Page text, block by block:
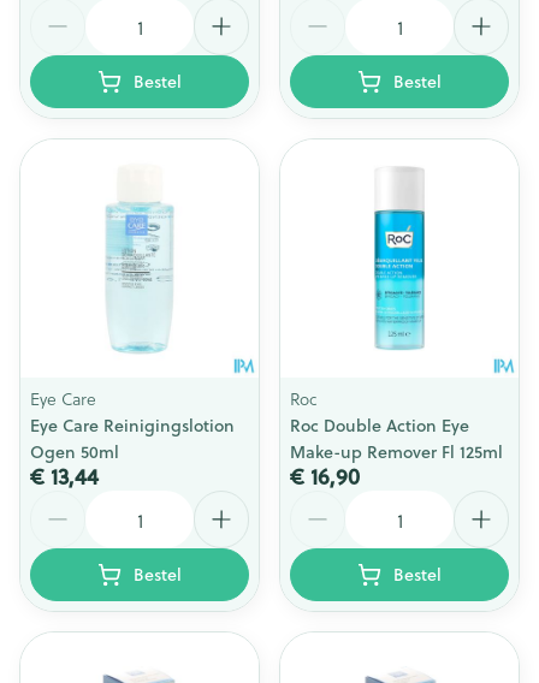
Bestel Bestel
Eye Care
Eye Care Reinigingslotion
Ogen 50ml
€ 13,44
Bestel
Roc
Roc Double Action Eye
Make-up Remover Fl 125ml
€ 16,90
Bestel